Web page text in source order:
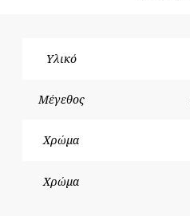
Υλικό
Μέγεθος
Χρώμα
Χρώμα